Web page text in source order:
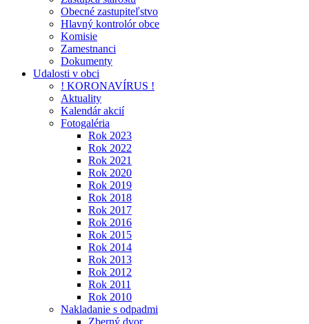
Obecné zastupiteľstvo
Hlavný kontrolór obce
Komisie
Zamestnanci
Dokumenty
Udalosti v obci
! KORONAVÍRUS !
Aktuality
Kalendár akcií
Fotogaléria
Rok 2023
Rok 2022
Rok 2021
Rok 2020
Rok 2019
Rok 2018
Rok 2017
Rok 2016
Rok 2015
Rok 2014
Rok 2013
Rok 2012
Rok 2011
Rok 2010
Nakladanie s odpadmi
Zberný dvor